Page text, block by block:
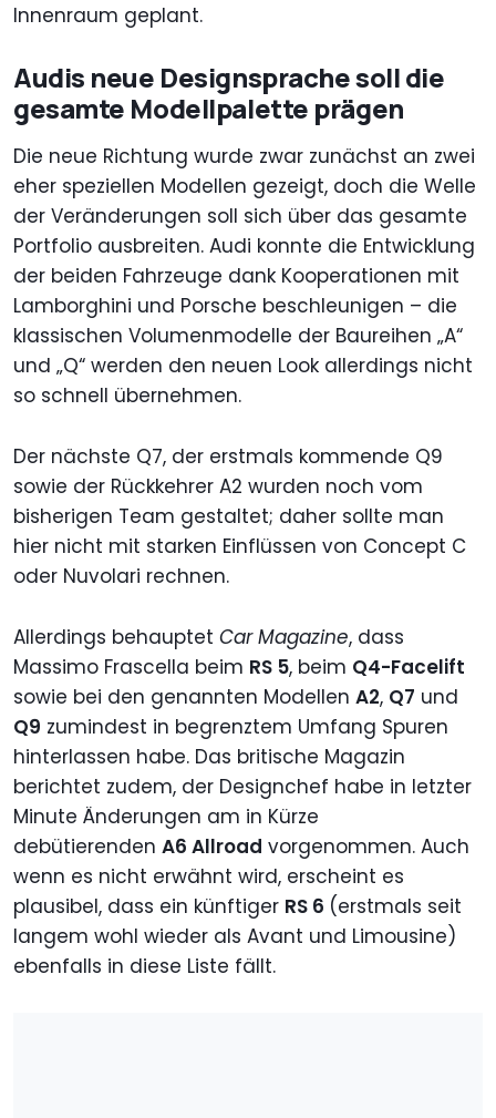
Innenraum geplant.
Audis neue Designsprache soll die
gesamte Modellpalette prägen
Die neue Richtung wurde zwar zunächst an zwei
eher speziellen Modellen gezeigt, doch die Welle
der Veränderungen soll sich über das gesamte
Portfolio ausbreiten. Audi konnte die Entwicklung
der beiden Fahrzeuge dank Kooperationen mit
Lamborghini und Porsche beschleunigen – die
klassischen Volumenmodelle der Baureihen „A“
und „Q“ werden den neuen Look allerdings nicht
so schnell übernehmen.
Der nächste Q7, der erstmals kommende Q9
sowie der Rückkehrer A2 wurden noch vom
bisherigen Team gestaltet; daher sollte man
hier nicht mit starken Einflüssen von Concept C
oder Nuvolari rechnen.
Allerdings behauptet Car Magazine, dass
Massimo Frascella beim RS 5, beim Q4-Facelift
sowie bei den genannten Modellen A2, Q7 und
Q9 zumindest in begrenztem Umfang Spuren
hinterlassen habe. Das britische Magazin
berichtet zudem, der Designchef habe in letzter
Minute Änderungen am in Kürze
debütierenden A6 Allroad vorgenommen. Auch
wenn es nicht erwähnt wird, erscheint es
plausibel, dass ein künftiger RS 6 (erstmals seit
langem wohl wieder als Avant und Limousine)
ebenfalls in diese Liste fällt.